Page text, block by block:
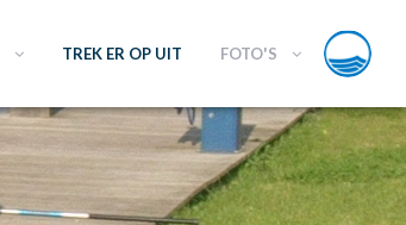
TREK ER OP UIT FOTO'S